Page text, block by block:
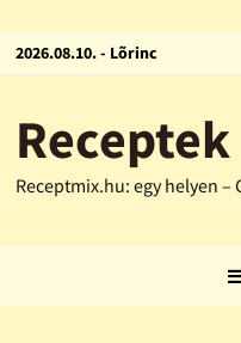
2026.08.10. - Lõrinc
Receptek
Receptmix.hu: egy helyen